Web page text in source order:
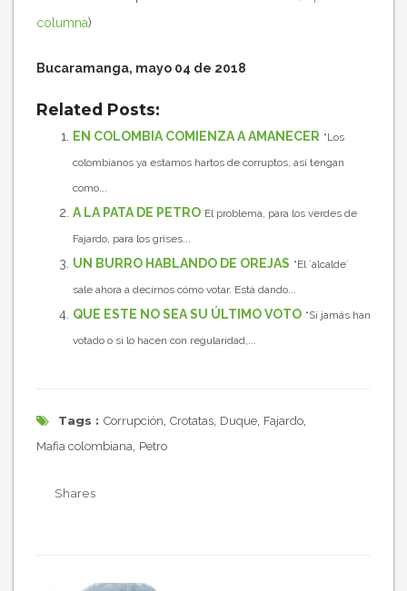
columna)
Bucaramanga, mayo 04 de 2018
Related Posts:
EN COLOMBIA COMIENZA A AMANECER “Los
colombianos ya estamos hartos de corruptos, así tengan
como...
A LA PATA DE PETRO El problema, para los verdes de
Fajardo, para los grises...
UN BURRO HABLANDO DE OREJAS “El ´alcalde´
sale ahora a decirnos cómo votar. Está dando...
QUE ESTE NO SEA SU ÚLTIMO VOTO “Si jamás han
votado o si lo hacen con regularidad,...
Tags : Corrupción Crotatas Duque Fajardo
Mafia colombiana Petro
Shares